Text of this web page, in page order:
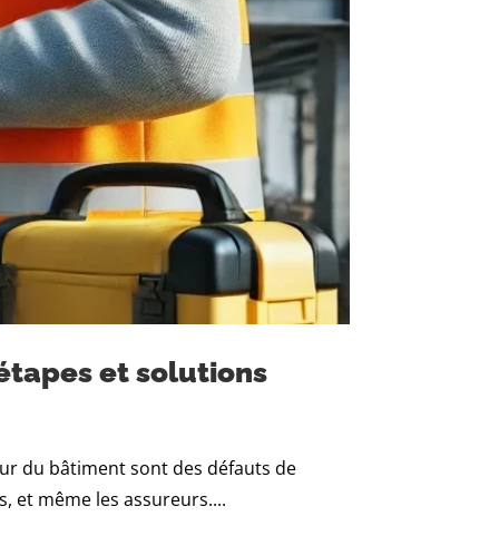
et solutions
du bâtiment sont des défauts de
et même les assureurs....